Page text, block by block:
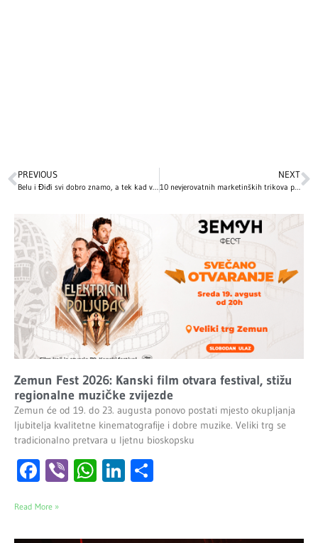
PREVIOUS
Belu i Điđi svi dobro znamo, a tek kad vidite njihovog mlađeg brata! O šarmu Anvara Hadida ne prestaje da bruji svet! (FOTO)
NEXT
10 nevjerovatnih marketinških trikova prilikom izdanja albuma, od U2 do Beyoncé
Zemun Fest 2026: Kanski film otvara festival, stižu
regionalne muzičke zvijezde
Zemun će od 19. do 23. augusta ponovo postati mjesto okupljanja
ljubitelja kvalitetne kinematografije i dobre muzike. Veliki trg se
tradicionalno pretvara u ljetnu bioskopsku
Facebook
ViberWhatsApp
LinkedIn
Read More »